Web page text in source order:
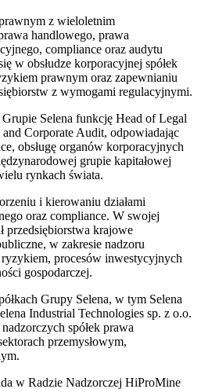
z wieloletnim
handlowego, prawa
compliance oraz audytu
w obsłudze korporacyjnej spółek
prawnym oraz zapewnianiu
z wymogami regulacyjnymi.
Selena funkcję Head of Legal
Corporate Audit, odpowiadając
obsługę organów korporacyjnych
grupie kapitałowej
rynkach świata.
i kierowaniu działami
oraz compliance. W swojej
przedsiębiorstwa krajowe
w zakresie nadzoru
procesów inwestycyjnych
gospodarczej.
Grupy Selena, w tym Selena
Industrial Technologies sp. z o.o.
spółek prawa
przemysłowym,
w Radzie Nadzorczej HiProMine